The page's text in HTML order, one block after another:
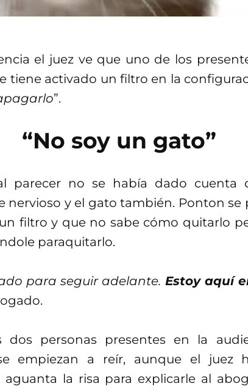
el juez ve que uno de los
tiene activado un filtro en la
”.
“No soy un gato”
parecer no se había dado cuenta
nervioso y el gato también. Ponton se
filtro y que no sabe cómo quitarlo
paraquitarlo.
para seguir adelante. Estoy aquí
dos personas presentes en la
empiezan a reír, aunque el juez
la risa para explicarle al